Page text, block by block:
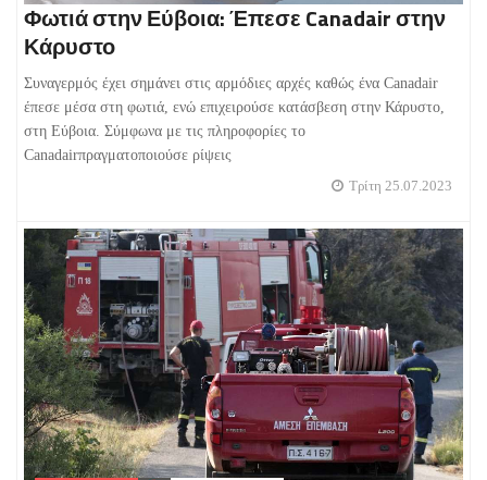
Φωτιά στην Εύβοια: Έπεσε Canadair στην
Κάρυστο
Συναγερμός έχει σημάνει στις αρμόδιες αρχές καθώς ένα Canadair
έπεσε μέσα στη φωτιά, ενώ επιχειρούσε κατάσβεση στην Κάρυστο,
στη Εύβοια. Σύμφωνα με τις πληροφορίες το
Canadairπραγματοποιούσε ρίψεις
Τρίτη 25.07.2023